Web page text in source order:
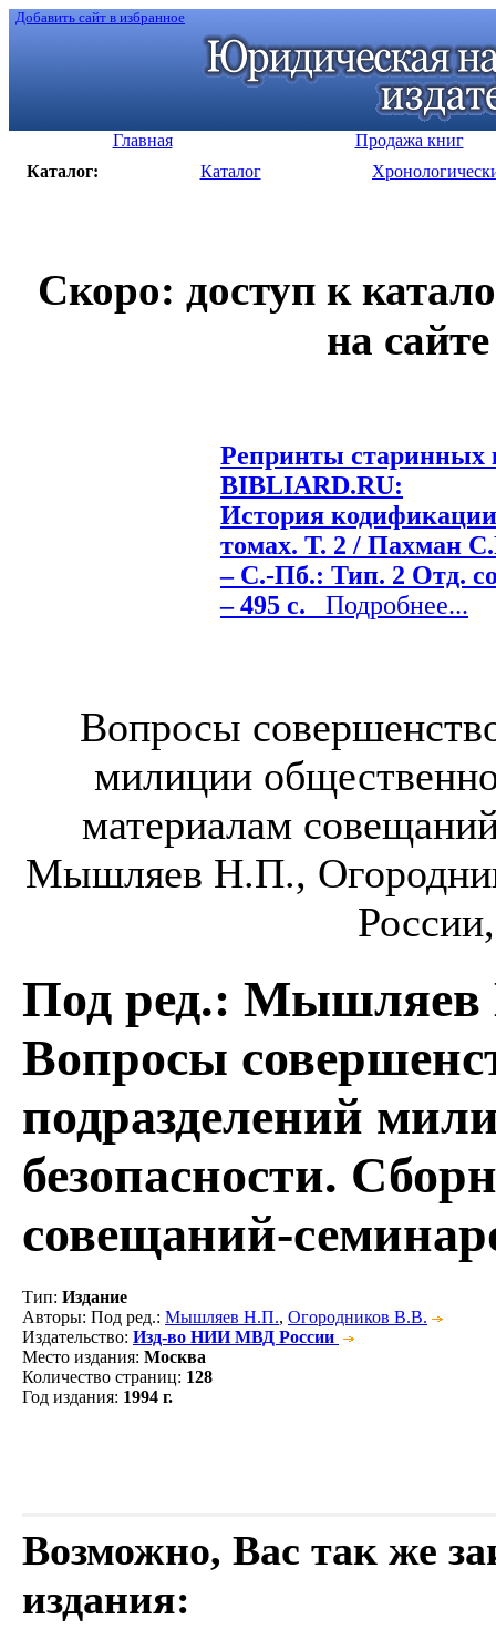
Добавить сайт в избранное
Главная
Продажа книг
Каталог:
Каталог
Скоро: доступ к
на
Репринты старинных
BIBLIARD.RU:
История
томах. Т. 2 / Пахман
– С.-Пб.: Тип. 2 Отд.
– 495 с. Подробнее...
Вопросы
милиции
материалам
Мышляев Н.П.,
Под ред.: Мышляев
Вопросы
подразделений
безопасности.
совещаний-
Тип: Издание
Авторы: Под ред.: Мышляев Н.П., Огородников В.В.
Издательство: Изд-во НИИ МВД России
Место издания: Москва
Количество страниц: 128
Год издания: 1994 г.
Возможно, Вас так же
издания: